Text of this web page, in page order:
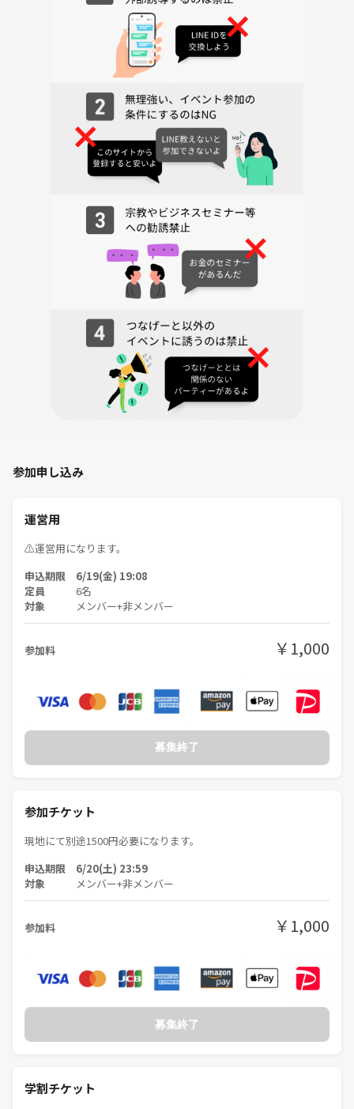
任意：ご自身のUSBメモリ、ヘッドホン（お持ちの方のみで大丈夫で
【日時】6月28日（日）13:30〜15:30
【場所】渋谷駅から徒歩7分ほどのスタジオ
（※詳細な場所は参加確定者の方にメッセージでお送りします）
【料金】参加料：2,500円
※飲み物はご自身で用意してください。（近くにコンビニはございま
💡 サークルの雰囲気
初参加の方が半分以上です！
男女比は6:4〜7:3くらいです☺️
また、メンバーが増えてきましたら、クラブやバーを貸し切ってお披露
目会含めたイベントやBBQやテニスやスノボなどDJ関係ない企画も検討
☘️ こんな方におすすめ！
まずは気軽にDJ機材を触ってみたい方
おります。
教への勧誘行為は一切お断りします。
プライバシー：イベントの様子（写真・動画）を無許可でSNS等へ投稿
する行為はご遠慮ください。
※イベントの雰囲気を著しく壊す行動をされる方や、運営の指示に従っ
ていただけない場合は、その場で参加をお断り（退場）いただく場合が
ございます。
ています🎵
料金や時間帯のことなど、何かご不明な点があれば何でも気軽にご相談
皆さんのお気軽なご応募、お待ちしております！
参加申し込み
運営用
⚠️運営用になります。
申込期限 6/19(金) 19:08
定員 6名
対象 メンバー+非メンバー
参加料 ￥1,000
募集終了
参加チケット
現地にて別途1500円必要になります。
申込期限 6/20(土) 23:59
対象
メンバー+非メンバー
参加料 ￥1,000
募集終了
学割チケット